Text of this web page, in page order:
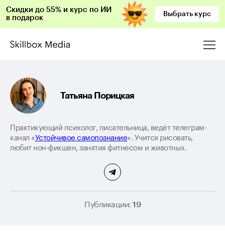
Скидки до 55% и курс по ИИ
в подарок
Выбрать курс
Татьяна Порицкая
Практикующий психолог, писательница, ведёт телеграм-
канал «Устойчивое самопознание». Учится рисовать,
любит нон-фикшен, занятия фитнесом и животных.
Публикации: 19